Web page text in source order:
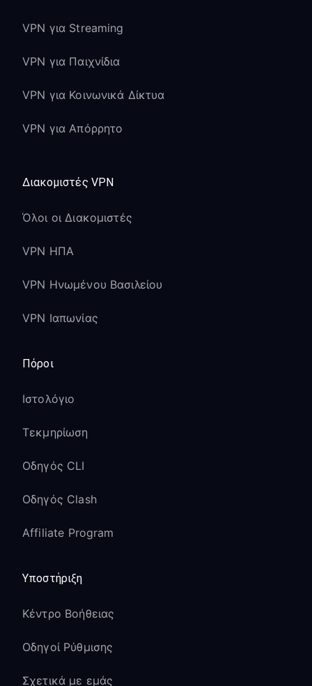
VPN για Streaming
VPN για Παιχνίδια
VPN για Κοινωνικά Δίκτυα
VPN για Απόρρητο
Διακομιστές VPN
Όλοι οι Διακομιστές
VPN ΗΠΑ
VPN Ηνωμένου Βασιλείου
VPN Ιαπωνίας
Πόροι
Ιστολόγιο
Τεκμηρίωση
Οδηγός CLI
Οδηγός Clash
Affiliate Program
Υποστήριξη
Κέντρο Βοήθειας
Οδηγοί Ρύθμισης
Σχετικά με εμάς